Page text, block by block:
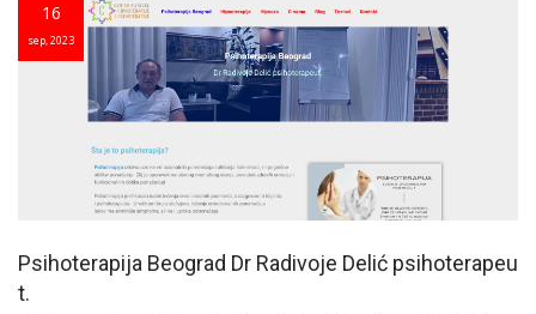
16
sep, 2023
Psihoterapija Beograd Dr Radivoje Delić psihoterapeu
t.